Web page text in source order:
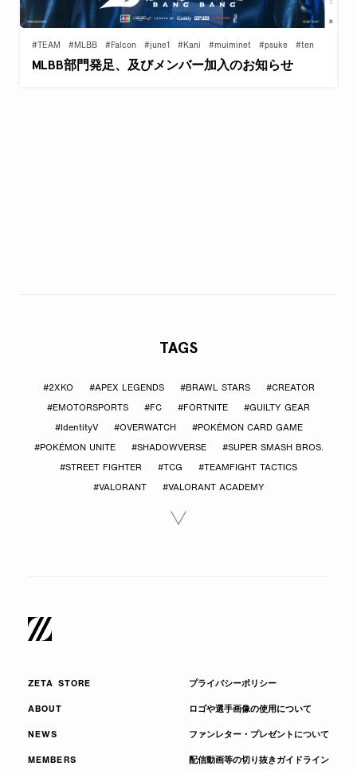
TAGS
#2XKO #APEX LEGENDS #BRAWL STARS #CREATOR
#EMOTORSPORTS #FC #FORTNITE #GUILTY GEAR
#IdentityV #OVERWATCH #POKÉMON CARD GAME
#POKÉMON UNITE #SHADOWVERSE #SUPER SMASH BROS.
#STREET FIGHTER #TCG #TEAMFIGHT TACTICS
#VALORANT #VALORANT ACADEMY
#TEAM #MLBB #Falcon #june1 #Kani #muiminet #psuke #ten
MLBB部門発足、及びメンバー加入のお知らせ
ZETA STORE
ABOUT
NEWS
MEMBERS
プライバシーポリシー
ロゴや選手画像の使用について
ファンレター・プレゼントについて
配信動画等の切り抜きガイドライン